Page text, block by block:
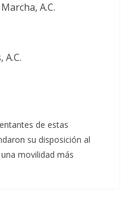
A.C.
de estas
su disposición al
movilidad más